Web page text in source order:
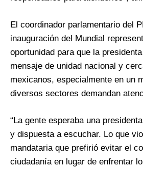
El coordinador parlamentario del
inauguración del Mundial
oportunidad para que la
mensaje de unidad nacional y
mexicanos, especialmente en un
diversos sectores demandan
“La gente esperaba una
y dispuesta a escuchar. Lo que
mandataria que prefirió evitar el
ciudadanía en lugar de enfrentar